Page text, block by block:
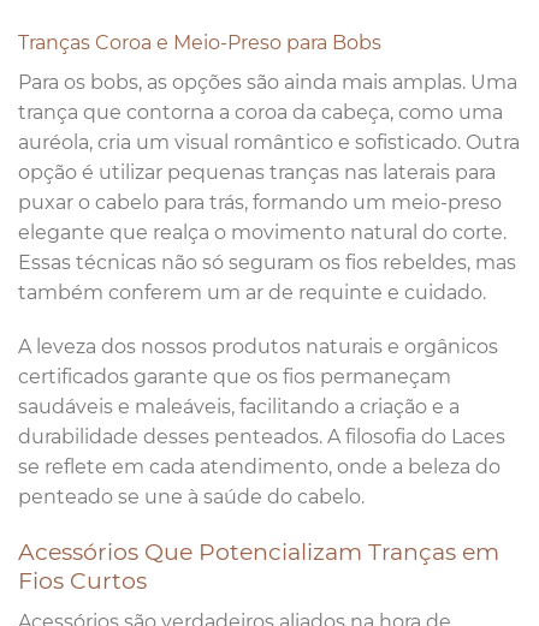
Tranças Coroa e Meio-Preso para Bobs
Para os bobs, as opções são ainda mais amplas. Uma
trança que contorna a coroa da cabeça, como uma
auréola, cria um visual romântico e sofisticado. Outra
opção é utilizar pequenas tranças nas laterais para
puxar o cabelo para trás, formando um meio-preso
elegante que realça o movimento natural do corte.
Essas técnicas não só seguram os fios rebeldes, mas
também conferem um ar de requinte e cuidado.
A leveza dos nossos produtos naturais e orgânicos
certificados garante que os fios permaneçam
saudáveis e maleáveis, facilitando a criação e a
durabilidade desses penteados. A filosofia do Laces
se reflete em cada atendimento, onde a beleza do
penteado se une à saúde do cabelo.
Acessórios Que Potencializam Tranças em
Fios Curtos